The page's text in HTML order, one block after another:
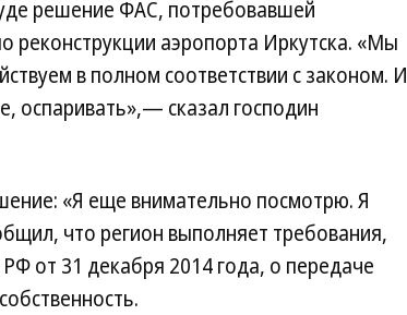
решение ФАС, потребовавшей
реконструкции аэропорта Иркутска. «Мы
в полном соответствии с законом. И
оспаривать»,— сказал господин
«Я еще внимательно посмотрю. Я
что регион выполняет требования,
от 31 декабря 2014 года, о передаче